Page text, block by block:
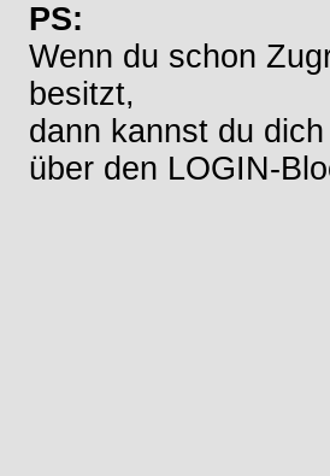
PS:
Wenn du schon
besitzt,
dann kannst du
über den LOGIN-